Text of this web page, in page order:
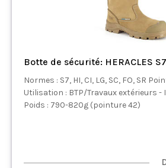
Botte de sécurité: HERACLES S7
Normes : S7, HI, CI, LG, SC, FO, SR
Utilisation : BTP/Travaux extérieurs
Poids : 790-820g (pointure 42)